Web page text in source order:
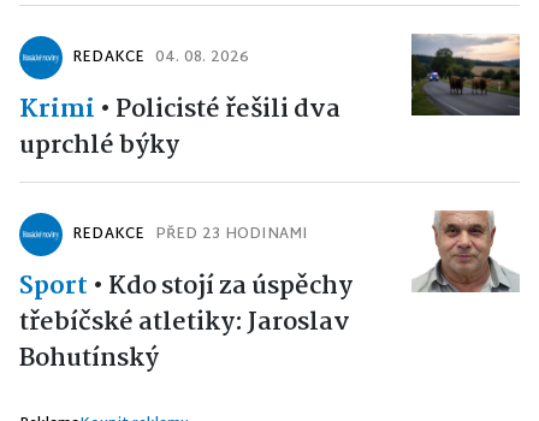
REDAKCE 04. 08. 2026
Krimi • Policisté řešili dva
uprchlé býky
REDAKCE PŘED 23 HODINAMI
Sport • Kdo stojí za úspěchy
třebíčské atletiky: Jaroslav
Bohutínský